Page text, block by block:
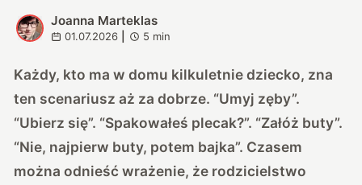
J
Joanna Marteklas
01.07.2026 5 min
Każdy, kto ma w domu kilkuletnie dziecko, zna
ten scenariusz aż za dobrze. “Umyj zęby”.
“Ubierz się”. “Spakowałeś plecak?”. “Załóż buty”.
“Nie, najpierw buty, potem bajka”. Czasem
można odnieść wrażenie, że rodzicielstwo